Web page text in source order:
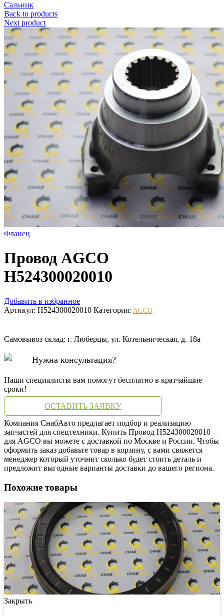
Сальник
Back to products
Next product
Фланец
Провод AGCO
H524300020010
Добавить в избранное
Артикул: H524300020010 Категория: AGCO
Самовывоз склад: г. Люберцы, ул. Котельническая, д. 18а
Нужна консультация?
Наши специалисты вам помогут бесплатно в кратчайшие
сроки!
ОСТАВИТЬ ЗАЯВКУ
Компания СнабАвто предлагает подбор и реализацию
запчастей для спецтехники. Купить Провод H524300020010
для AGCO вы можете с доставкой по Москве и России. Чтобы
оформить заказ добавьте товар в корзину, с вами свяжется
менеджер который уточнит сколько будет стоить деталь и
предложит выгодные варианты доставки до вашего региона.
Похожие товары
Закрыть